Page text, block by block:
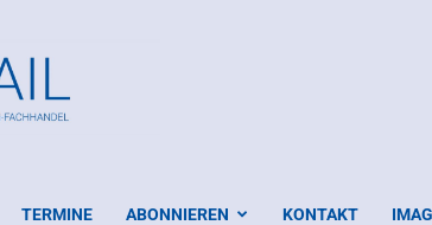
TERMINE ABONNIEREN KONTAKT